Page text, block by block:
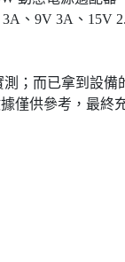
、9V 3A、15V
；而已拿到設
僅供參考，最終